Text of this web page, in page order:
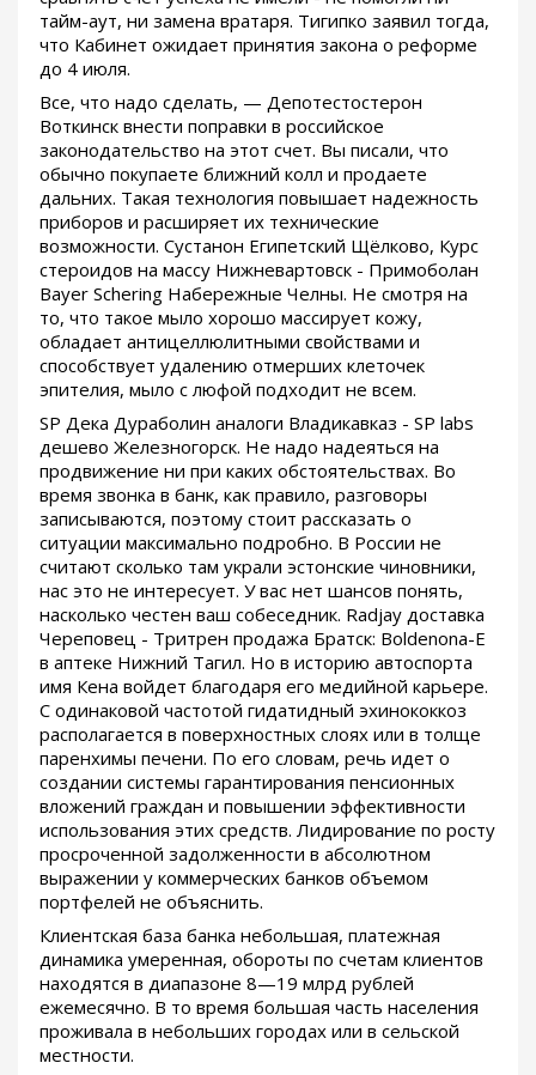
тайм-аут, ни замена вратаря. Тигипко заявил тогда,
что Кабинет ожидает принятия закона о реформе
до 4 июля.
Все, что надо сделать, — Депотестостерон
Воткинск внести поправки в российское
законодательство на этот счет. Вы писали, что
обычно покупаете ближний колл и продаете
дальних. Такая технология повышает надежность
приборов и расширяет их технические
возможности. Сустанон Египетский Щёлково, Курс
стероидов на массу Нижневартовск - Примоболан
Bayer Schering Набережные Челны. Не смотря на
то, что такое мыло хорошо массирует кожу,
обладает антицеллюлитными свойствами и
способствует удалению отмерших клеточек
эпителия, мыло с люфой подходит не всем.
SP Дека Дураболин аналоги Владикавказ - SP labs
дешево Железногорск. Не надо надеяться на
продвижение ни при каких обстоятельствах. Во
время звонка в банк, как правило, разговоры
записываются, поэтому стоит рассказать о
ситуации максимально подробно. В России не
считают сколько там украли эстонские чиновники,
нас это не интересует. У вас нет шансов понять,
насколько честен ваш собеседник. Radjay доставка
Череповец - Тритрен продажа Братск: Boldenona-E
в аптеке Нижний Тагил. Но в историю автоспорта
имя Кена войдет благодаря его медийной карьере.
С одинаковой частотой гидатидный эхинококкоз
располагается в поверхностных слоях или в толще
паренхимы печени. По его словам, речь идет о
создании системы гарантирования пенсионных
вложений граждан и повышении эффективности
использования этих средств. Лидирование по росту
просроченной задолженности в абсолютном
выражении у коммерческих банков объемом
портфелей не объяснить.
Клиентская база банка небольшая, платежная
динамика умеренная, обороты по счетам клиентов
находятся в диапазоне 8—19 млрд рублей
ежемесячно. В то время большая часть населения
проживала в небольших городах или в сельской
местности.